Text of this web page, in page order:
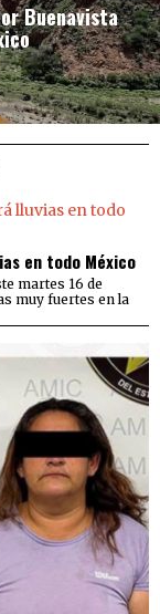
Buenavista
en todo México
martes 16 de
muy fuertes en la